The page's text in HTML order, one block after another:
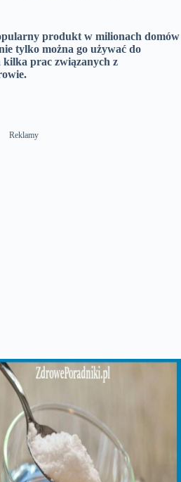
produkt w milionach domów
tylko można go używać do
kilka prac związanych z
Reklamy